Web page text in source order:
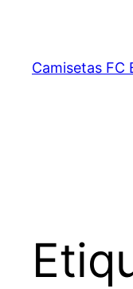
contenido
Camisetas FC